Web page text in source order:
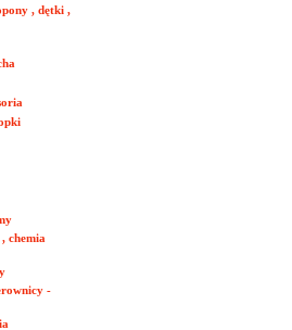
, dętki ,
chemia
-